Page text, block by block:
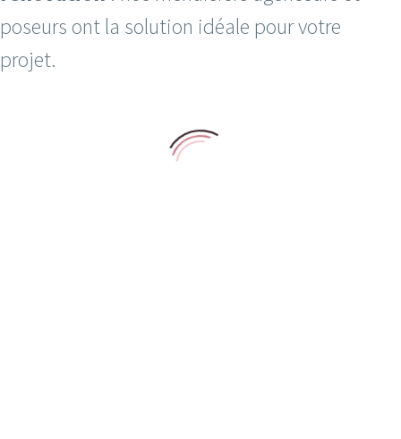
poseurs ont la solution idéale pour votre
projet.